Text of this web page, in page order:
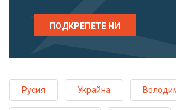
ПОДКРЕПЕТЕ НИ
Русия Украйна